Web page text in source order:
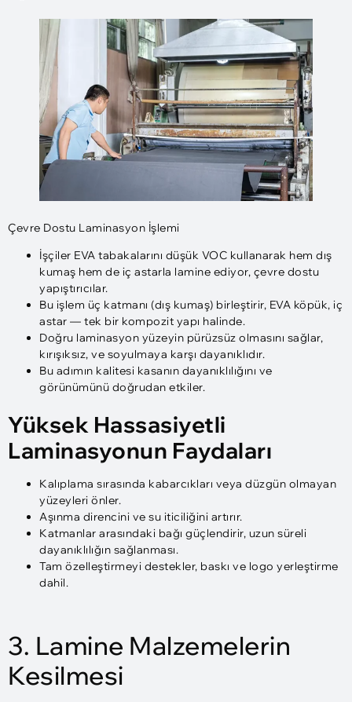
Çevre Dostu Laminasyon İşlemi
İşçiler EVA tabakalarını düşük VOC kullanarak hem dış
kumaş hem de iç astarla lamine ediyor, çevre dostu
yapıştırıcılar.
Bu işlem üç katmanı (dış kumaş) birleştirir, EVA köpük, iç
astar — tek bir kompozit yapı halinde.
Doğru laminasyon yüzeyin pürüzsüz olmasını sağlar,
kırışıksız, ve soyulmaya karşı dayanıklıdır.
Bu adımın kalitesi kasanın dayanıklılığını ve
görünümünü doğrudan etkiler.
Yüksek Hassasiyetli
Laminasyonun Faydaları
Kalıplama sırasında kabarcıkları veya düzgün olmayan
yüzeyleri önler.
Aşınma direncini ve su iticiliğini artırır.
Katmanlar arasındaki bağı güçlendirir, uzun süreli
dayanıklılığın sağlanması.
Tam özelleştirmeyi destekler, baskı ve logo yerleştirme
dahil.
3. Lamine Malzemelerin
Kesilmesi